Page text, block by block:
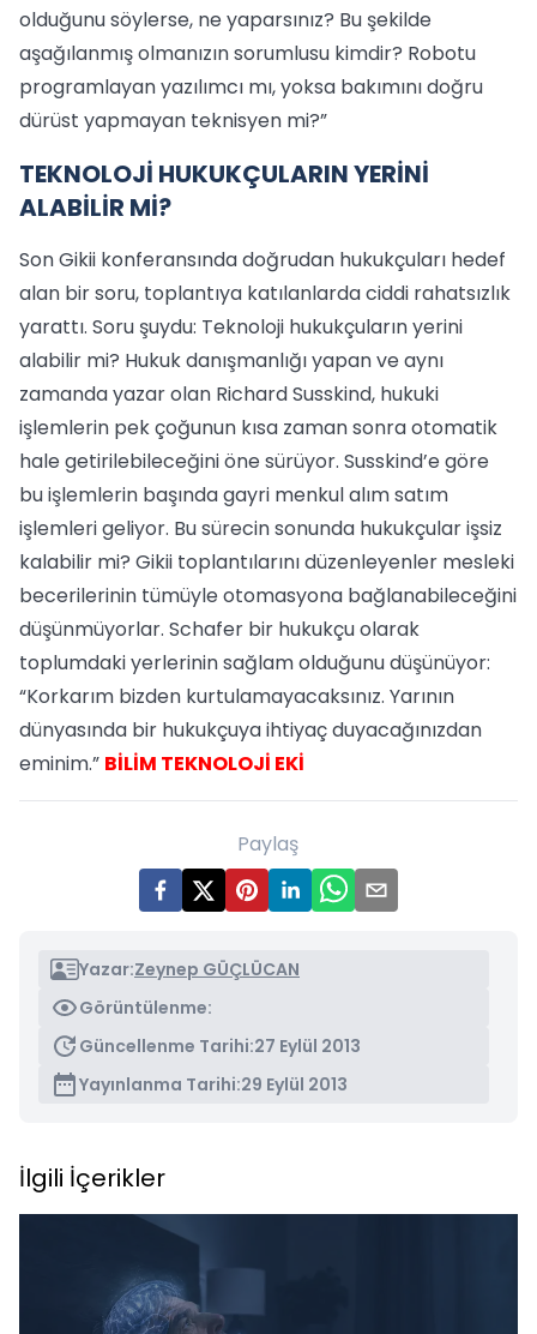
olduğunu söylerse, ne yaparsınız? Bu şekilde
aşağılanmış olmanızın sorumlusu kimdir? Robotu
programlayan yazılımcı mı, yoksa bakımını doğru
dürüst yapmayan teknisyen mi?”
TEKNOLOJİ HUKUKÇULARIN YERİNİ
ALABİLİR Mİ?
Son Gikii konferansında doğrudan hukukçuları hedef
alan bir soru, toplantıya katılanlarda ciddi rahatsızlık
yarattı. Soru şuydu: Teknoloji hukukçuların yerini
alabilir mi? Hukuk danışmanlığı yapan ve aynı
zamanda yazar olan Richard Susskind, hukuki
işlemlerin pek çoğunun kısa zaman sonra otomatik
hale getirilebileceğini öne sürüyor. Susskind’e göre
bu işlemlerin başında gayri menkul alım satım
işlemleri geliyor. Bu sürecin sonunda hukukçular işsiz
kalabilir mi? Gikii toplantılarını düzenleyenler mesleki
becerilerinin tümüyle otomasyona bağlanabileceğini
düşünmüyorlar. Schafer bir hukukçu olarak
toplumdaki yerlerinin sağlam olduğunu düşünüyor:
“Korkarım bizden kurtulamayacaksınız. Yarının
dünyasında bir hukukçuya ihtiyaç duyacağınızdan
eminim.” BİLİM TEKNOLOJİ EKİ
Paylaş
Yazar:Zeynep GÜÇLÜCAN
Görüntülenme:
Güncellenme Tarihi:27 Eylül 2013
Yayınlanma Tarihi:29 Eylül 2013
İlgili İçerikler